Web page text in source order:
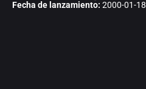
Fecha de lanzamiento: 2000-01-18